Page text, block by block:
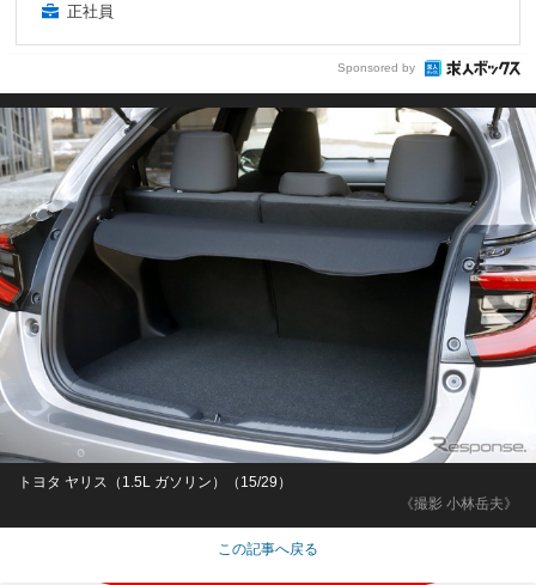
正社員
Sponsored by
《撮影 小林岳夫》
トヨタ ヤリス（1.5L ガソリン）（15/29）
この記事へ戻る